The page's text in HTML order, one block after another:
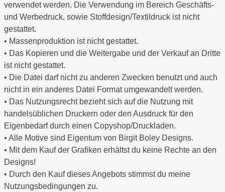
verwendet werden. Die Verwendung im Bereich Geschäfts-
und Werbedruck, sowie Stoffdesign/Textildruck ist nicht
gestattet.
• Massenproduktion ist nicht gestattet.
• Das Kopieren und die Weitergabe und der Verkauf an Dritte
ist nicht gestattet.
• Die Datei darf nicht zu anderen Zwecken benutzt und auch
nicht in ein anderes Datei Format umgewandelt werden.
• Das Nutzungsrecht bezieht sich auf die Nutzung mit
handelsüblichen Druckern oder den Ausdruck für den
Eigenbedarf durch einen Copyshop/Druckladen.
• Alle Motive sind Eigentum von Birgit Boley Designs.
• Mit dem Kauf der Grafiken erhältst du keine Rechte an den
Designs!
• Durch den Kauf dieses Angebots stimmst du meine
Nutzungsbedingungen zu.